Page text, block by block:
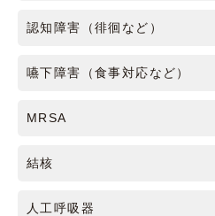
認知障害（徘徊など）
嚥下障害（食事対応など）
MRSA
結核
人工呼吸器